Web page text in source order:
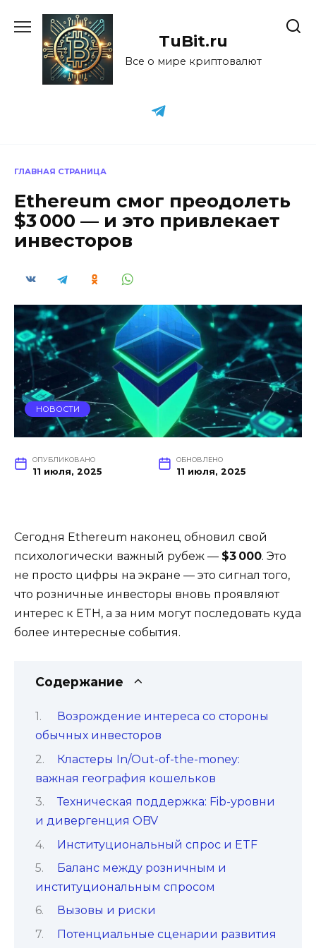
содержанию
TuBit.ru
Все о мире криптовалют
ГЛАВНАЯ СТРАНИЦА
Ethereum смог преодолеть
$3 000 — и это привлекает
инвесторов
НОВОСТИ
ОПУБЛИКОВАНО
11 июля, 2025
ОБНОВЛЕНО
11 июля, 2025
Сегодня Ethereum наконец обновил свой
психологически важный рубеж — $3 000. Это
не просто цифры на экране — это сигнал того,
что розничные инвесторы вновь проявляют
интерес к ETH, а за ним могут последовать куда
более интересные события.
Содержание
Возрождение интереса со стороны
обычных инвесторов
Кластеры In/Out-of-the-money:
важная география кошельков
Техническая поддержка: Fib-уровни
и дивергенция OBV
Институциональный спрос и ETF
Баланс между розничным и
институциональным спросом
Вызовы и риски
Потенциальные сценарии развития